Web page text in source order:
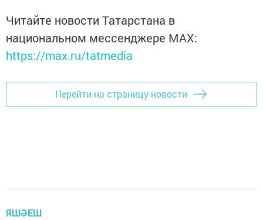
Читайте новости Татарстана в
национальном мессенджере MАХ:
https://max.ru/tatmedia
Перейти на страницу новости
ЯШӘЕШ